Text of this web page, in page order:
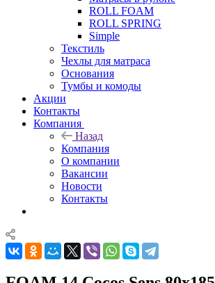
ROLL FOAM
ROLL SPRING
Simple
Текстиль
Чехлы для матраса
Основания
Тумбы и комоды
Акции
Контакты
Компания
Назад
Компания
О компании
Вакансии
Новости
Контакты